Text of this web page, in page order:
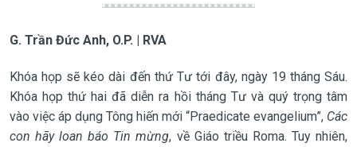
G. Trần Đức Anh, O.P. | RVA
Khóa họp sẽ kéo dài đến thứ Tư tới đây, ngày 19 tháng Sáu.
Khóa họp thứ hai đã diễn ra hồi tháng Tư và quý trọng tâm
vào việc áp dụng Tông hiến mới “Praedicate evangelium”, Các
con hãy loan báo Tin mừng, về Giáo triều Roma. Tuy nhiên,